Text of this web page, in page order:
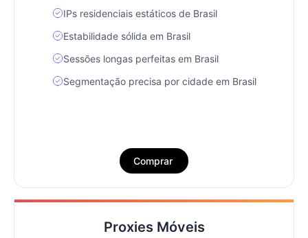
IPs residenciais estáticos de Brasil
Estabilidade sólida em Brasil
Sessões longas perfeitas em Brasil
Segmentação precisa por cidade em Brasil
Comprar
Proxies Móveis